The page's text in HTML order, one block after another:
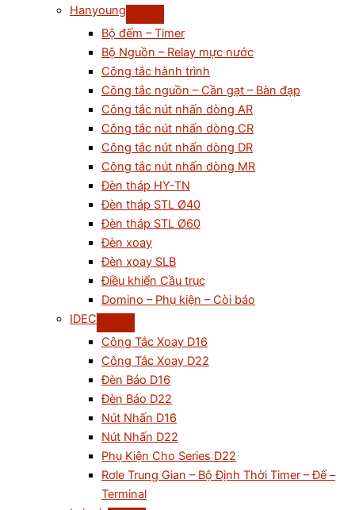
Hanyoung
Bộ đếm – Timer
Bộ Nguồn – Relay mực nước
Công tắc hành trình
Công tắc nguồn – Cần gạt – Bàn đạp
Công tắc nút nhấn dòng AR
Công tắc nút nhấn dòng CR
Công tắc nút nhấn dòng DR
Công tắc nút nhấn dòng MR
Đèn tháp HY-TN
Đèn tháp STL Ø40
Đèn tháp STL Ø60
Đèn xoay
Đèn xoay SLB
Điều khiển Cầu trục
Domino – Phụ kiện – Còi báo
IDEC
Công Tắc Xoay D16
Công Tắc Xoay D22
Đèn Báo D16
Đèn Báo D22
Nút Nhấn D16
Nút Nhấn D22
Phụ Kiện Cho Series D22
Rơle Trung Gian – Bộ Định Thời Timer – Đế –
Terminal